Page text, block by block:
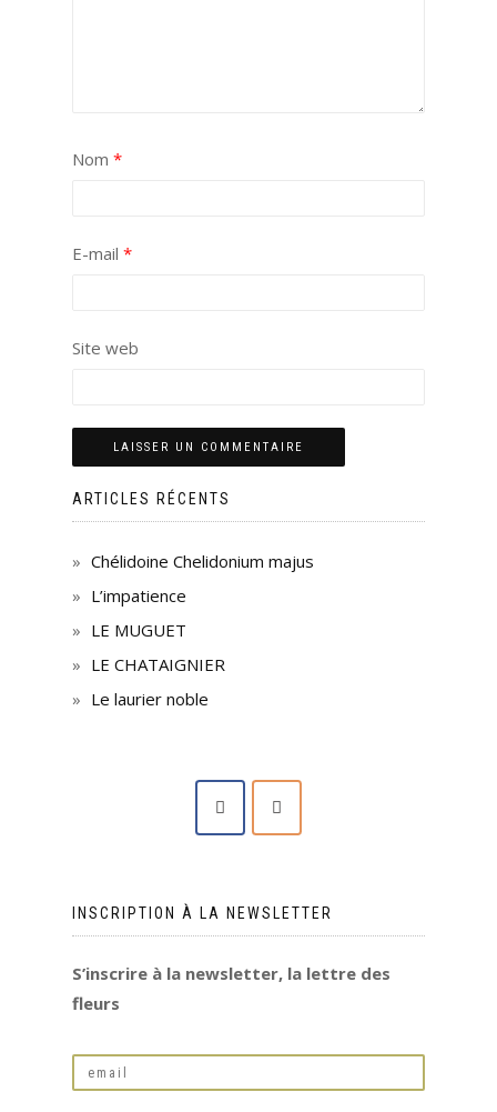
Nom *
E-mail *
Site web
ARTICLES RÉCENTS
Chélidoine Chelidonium majus
L’impatience
LE MUGUET
LE CHATAIGNIER
Le laurier noble
INSCRIPTION À LA NEWSLETTER
S’inscrire à la newsletter, la lettre des
fleurs